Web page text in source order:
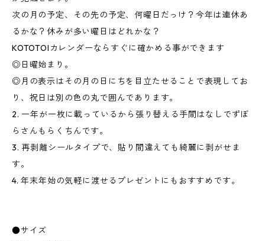
次の月の予定、その先の予定、何曜日だっけ？今年は連休あ
るかな？休みが多い曜日はどれかな？
KOTOTOIカレンダーならすぐに確かめる事ができます
◎日曜始まり。
◎月の表示はその月の日にちを目立たせることで表現してお
り、祝日は別の色の丸で囲んであります。
2. 一年が一枚に載っているから張り替える手間はなしでずぼ
らさんもらくちんです。
3. 再剥離シールタイプで、貼り間違えても綺麗に剥がせま
す。
4. 年末年始の気軽に渡せるプレゼントにもおすすめです。
●サイズ